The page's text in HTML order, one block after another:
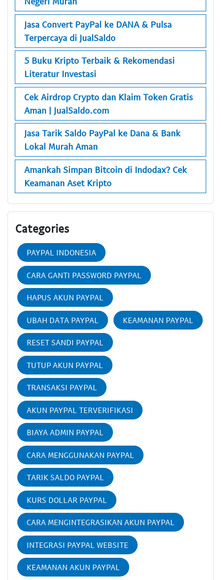
Jasa Convert PayPal ke DANA & Pulsa
Terpercaya di JualSaldo
5 Buku Kripto Terbaik & Rekomendasi
Literatur Investasi
Cek Airdrop Crypto dan Klaim Token Gratis
Aman | JualSaldo.com
Jasa Tarik Saldo PayPal ke Dana & Bank
Lokal Murah Aman
Amankah Simpan Bitcoin di Indodax? Cek
Keamanan Aset Kripto
Categories
PAYPAL INDONESIA
CARA GANTI PASSWORD PAYPAL
HAPUS AKUN PAYPAL
UBAH DATA PAYPAL KEAMANAN PAYPAL
RESET SANDI PAYPAL
TUTUP AKUN PAYPAL
TRANSAKSI PAYPAL
AKUN PAYPAL TERVERIFIKASI
BIAYA ADMIN PAYPAL
CARA MENGGUNAKAN PAYPAL
TARIK SALDO PAYPAL
KURS DOLLAR PAYPAL
CARA MENGINTEGRASIKAN AKUN PAYPAL
INTEGRASI PAYPAL WEBSITE
KEAMANAN AKUN PAYPAL